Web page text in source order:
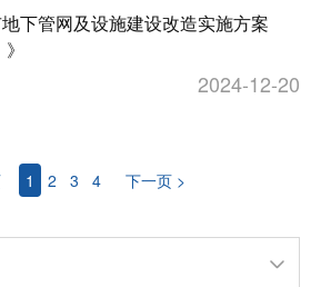
下管网及设施建设改造实施方案
2024-12-20
1 2 3 4 下一页 >